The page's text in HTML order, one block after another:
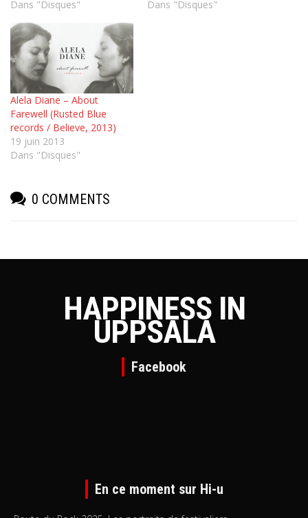
Dans "Disques"
Dans "Disques"
Alela Diane – About
Farewell (Rusted Blue
records / Believe, 2013)
19 juin 2013
Dans "Disques"
0 COMMENTS
HAPPINESS IN
UPPSALA
Facebook
En ce moment sur Hi-u